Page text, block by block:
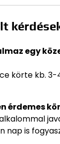
egy
körte kb.
érdemes
nap is